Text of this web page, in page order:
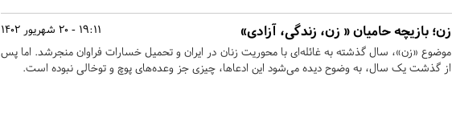
19:11 - 20 شهریور 1402 زن؛ بازیچه حامیان « زن، زندگی، آزادی»
موضوع «زن»، سال گذشته به غائله‌ای با محوریت زنان در ایران و تحمیل خسارات فراوان منجرشد. اما پس
از گذشت یک سال، به وضوح دیده می‌شود این ادعاها، چیزی جز وعده‌های پوچ و توخالی نبوده است.